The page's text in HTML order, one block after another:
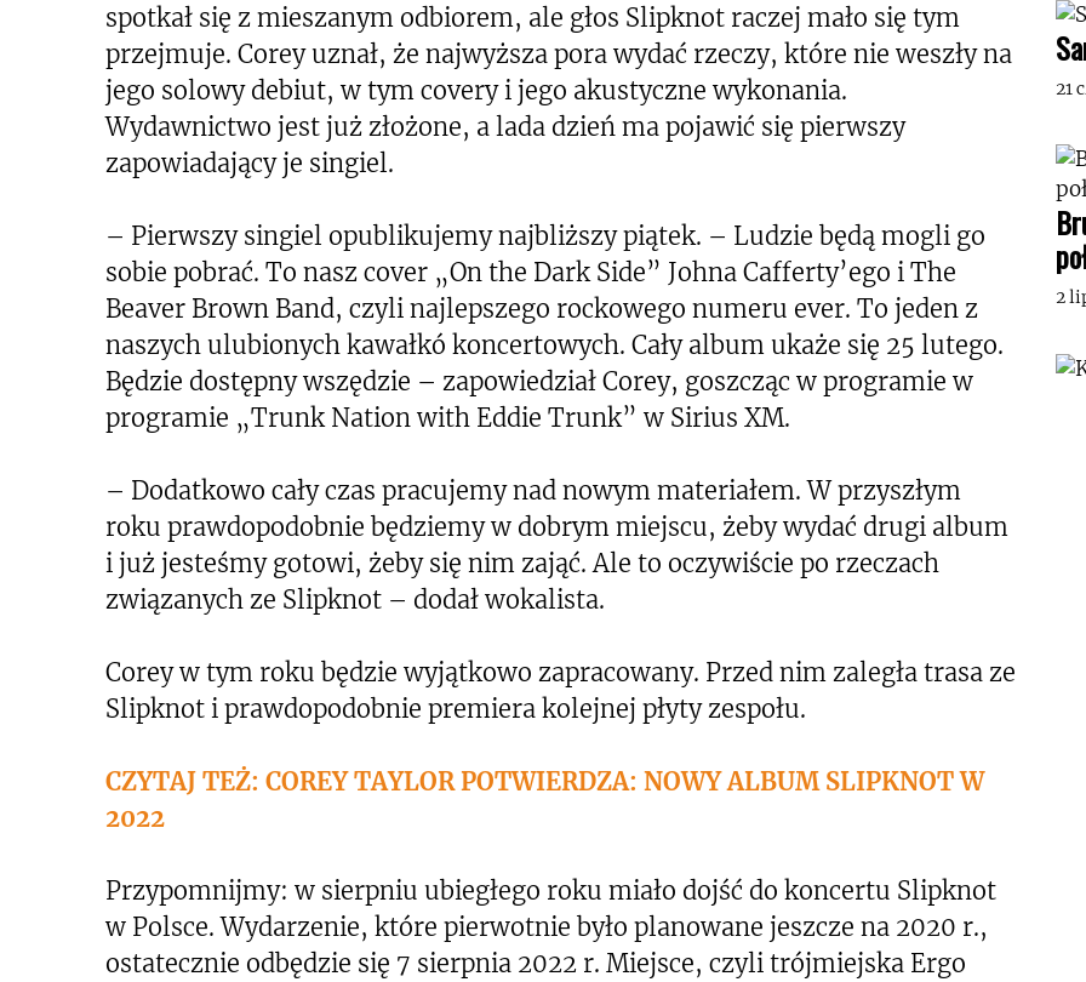
spotkał się z mieszanym odbiorem, ale głos Slipknot raczej mało się tym
przejmuje. Corey uznał, że najwyższa pora wydać rzeczy, które nie weszły na
jego solowy debiut, w tym covery i jego akustyczne wykonania.
Wydawnictwo jest już złożone, a lada dzień ma pojawić się pierwszy
zapowiadający je singiel.
– Pierwszy singiel opublikujemy najbliższy piątek. – Ludzie będą mogli go
sobie pobrać. To nasz cover „On the Dark Side” Johna Cafferty’ego i The
Beaver Brown Band, czyli najlepszego rockowego numeru ever. To jeden z
naszych ulubionych kawałkó koncertowych. Cały album ukaże się 25 lutego.
Będzie dostępny wszędzie – zapowiedział Corey, goszcząc w programie w
programie „Trunk Nation with Eddie Trunk” w Sirius XM.
– Dodatkowo cały czas pracujemy nad nowym materiałem. W przyszłym
roku prawdopodobnie będziemy w dobrym miejscu, żeby wydać drugi album
i już jesteśmy gotowi, żeby się nim zająć. Ale to oczywiście po rzeczach
związanych ze Slipknot – dodał wokalista.
Corey w tym roku będzie wyjątkowo zapracowany. Przed nim zaległa trasa ze
Slipknot i prawdopodobnie premiera kolejnej płyty zespołu.
CZYTAJ TEŻ: COREY TAYLOR POTWIERDZA: NOWY ALBUM SLIPKNOT W
2022
Przypomnijmy: w sierpniu ubiegłego roku miało dojść do koncertu Slipknot
w Polsce. Wydarzenie, które pierwotnie było planowane jeszcze na 2020 r.,
ostatecznie odbędzie się 7 sierpnia 2022 r. Miejsce, czyli trójmiejska Ergo
21
2